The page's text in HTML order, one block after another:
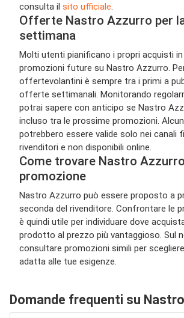
consulta il sito ufficiale
Offerte Nastro Azzurro per
settimana
Molti utenti pianificano i propri acquisti in
promozioni future su Nastro Azzurro.
offertevolantini è sempre tra i primi a
offerte settimanali. Monitorando
potrai sapere con anticipo se Nastro
incluso tra le prossime promozioni.
potrebbero essere valide solo nei canali
rivenditori e non disponibili online.
Come trovare Nastro
promozione
Nastro Azzurro può essere proposto a
seconda del rivenditore. Confrontare le
è quindi utile per individuare dove
prodotto al prezzo più vantaggioso. Sul
consultare promozioni simili per
adatta alle tue esigenze.
Domande frequenti su